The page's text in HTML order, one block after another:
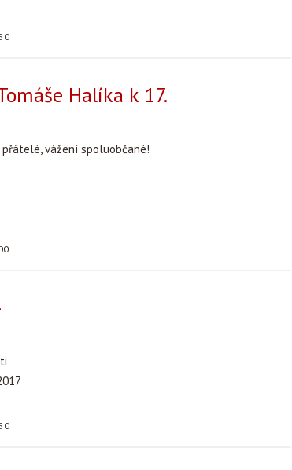
Halíka k 17.
vážení spoluobčané!